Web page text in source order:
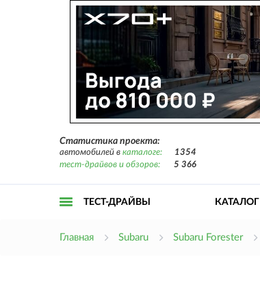
Статистика проекта:
автомобилей в каталоге:
1354
тест-драйвов и обзоров:
5 366
ТЕСТ-ДРАЙВЫ КАТАЛОГ
Главная Subaru Subaru Forester